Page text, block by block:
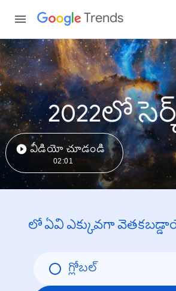
Trends
2022లో
వీడియో చూడండి
02:01
లో ఏవి ఎక్కువగా
గ్లోబల్